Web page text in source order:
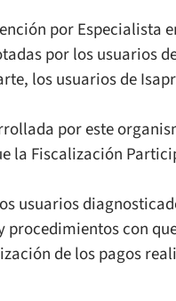
por
por los usuarios
los usuarios de
por este
la Fiscalización
usuarios
con
de los pagos